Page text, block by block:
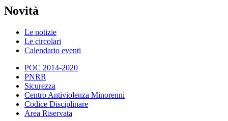
Novità
Le notizie
Le circolari
Calendario eventi
POC 2014-2020
PNRR
Sicurezza
Centro Antiviolenza Minorenni
Codice Disciplinare
Area Riservata